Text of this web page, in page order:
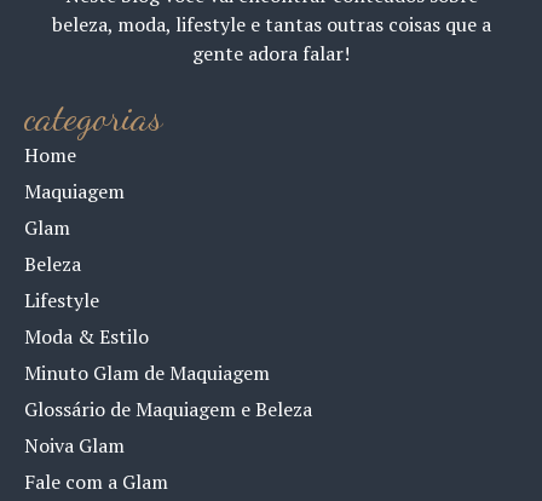
beleza, moda, lifestyle e tantas outras coisas que a
gente adora falar!
categorias
Home
Maquiagem
Glam
Beleza
Lifestyle
Moda & Estilo
Minuto Glam de Maquiagem
Glossário de Maquiagem e Beleza
Noiva Glam
Fale com a Glam